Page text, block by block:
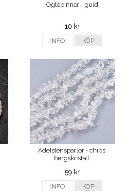
Öglepinnar - guld
10 kr
INFO KÖP
Ädelstenspärlor - chips,
bergskristall
59 kr
INFO KÖP